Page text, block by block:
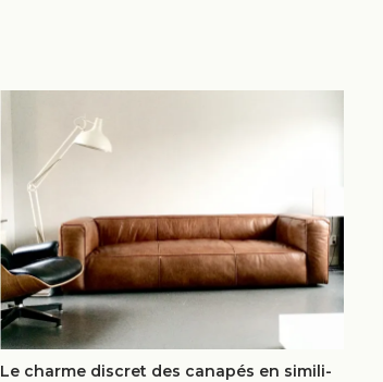
Le charme discret des canapés en simili-